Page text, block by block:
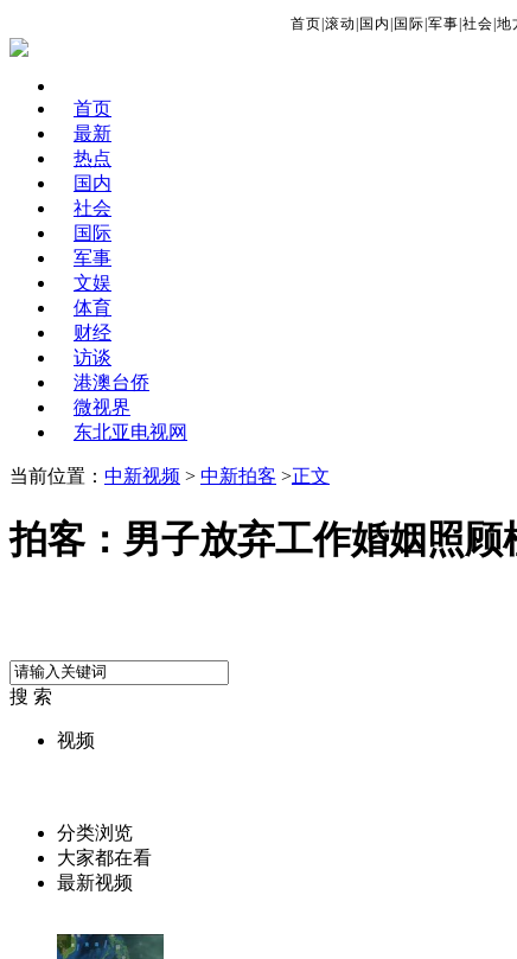
首页 滚动 国内 国际 军事 社会 地
首页
最新
热点
国内
社会
国际
军事
文娱
体育
财经
访谈
港澳台侨
微视界
东北亚电视网
当前位置： 中新视频 > 中新拍客 >正文
拍客：男子放弃工作婚姻照顾
搜 索
视频
分类浏览
大家都在看
最新视频